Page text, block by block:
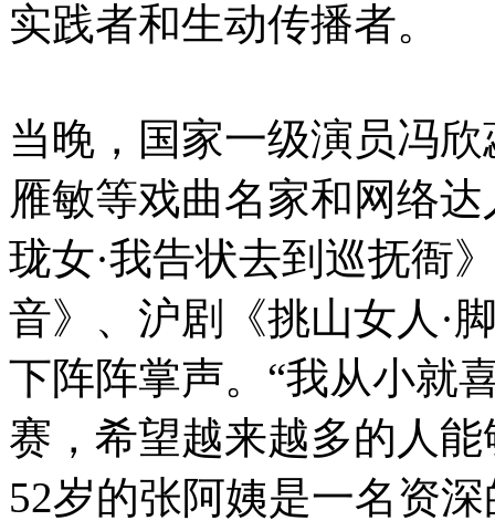
实践者和生动传播者。
当晚，国家一级演员冯
雁敏等戏曲名家和网络
珑女·我告状去到巡抚衙
音》、沪剧《挑山女人·
下阵阵掌声。“我从小就
赛，希望越来越多的人
52岁的张阿姨是一名资